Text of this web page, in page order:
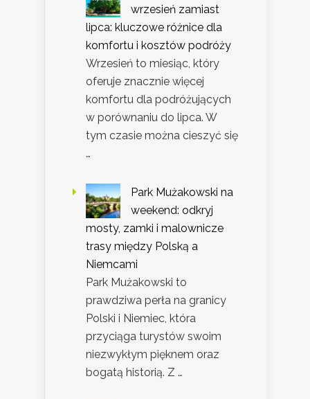
wrzesień zamiast
lipca: kluczowe różnice dla
komfortu i kosztów podróży
Wrzesień to miesiąc, który
oferuje znacznie więcej
komfortu dla podróżujących
w porównaniu do lipca. W
tym czasie można cieszyć się
…
Park Mużakowski na
weekend: odkryj
mosty, zamki i malownicze
trasy między Polską a
Niemcami
Park Mużakowski to
prawdziwa perła na granicy
Polski i Niemiec, która
przyciąga turystów swoim
niezwykłym pięknem oraz
bogatą historią. Z …